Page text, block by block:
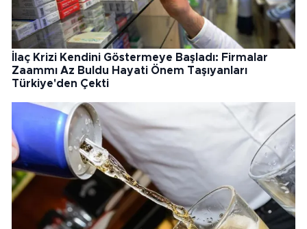
İlaç Krizi Kendini Göstermeye Başladı: Firmalar
Zaammı Az Buldu Hayati Önem Taşıyanları
Türkiye'den Çekti